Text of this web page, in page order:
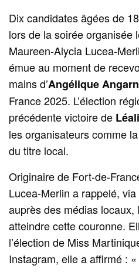
Dix candidates âgées de
lors de la soirée organisée
Maureen-Alycia Lucea-
émue au moment de
mains d’Angélique
France 2025. L’élection
précédente victoire de
les organisateurs comme
du titre local.
Originaire de Fort-de-
Lucea-Merlin a rappelé,
auprès des médias
atteindre cette couronne.
l’élection de Miss
Instagram, elle a affirmé :